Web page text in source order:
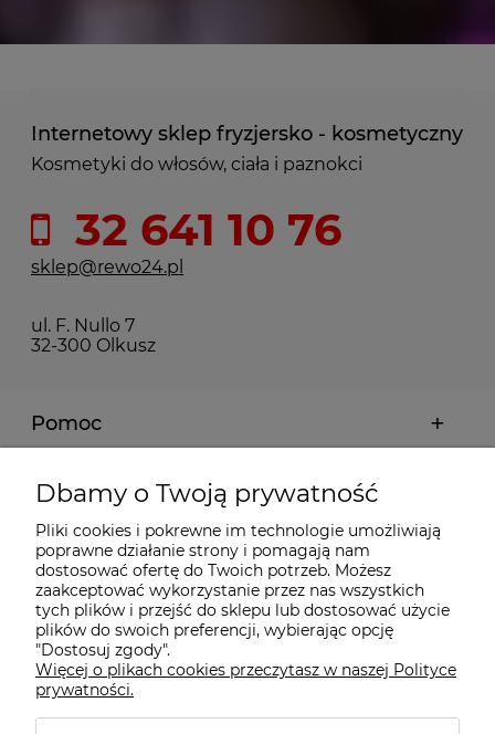
Internetowy sklep fryzjersko - kosmetyczny
Kosmetyki do włosów, ciała i paznokci
32 641 10 76
sklep@rewo24.pl
ul. F. Nullo 7
32-300 Olkusz
Pomoc
Moje konto
Płatności i dostawa
Informacje
O nas
Dbamy o Twoją prywatność
Pliki cookies i pokrewne im technologie umożliwiają
poprawne działanie strony i pomagają nam
dostosować ofertę do Twoich potrzeb. Możesz
zaakceptować wykorzystanie przez nas wszystkich
tych plików i przejść do sklepu lub dostosować użycie
plików do swoich preferencji, wybierając opcję
"Dostosuj zgody".
Więcej o plikach cookies przeczytasz w naszej Polityce
prywatności.